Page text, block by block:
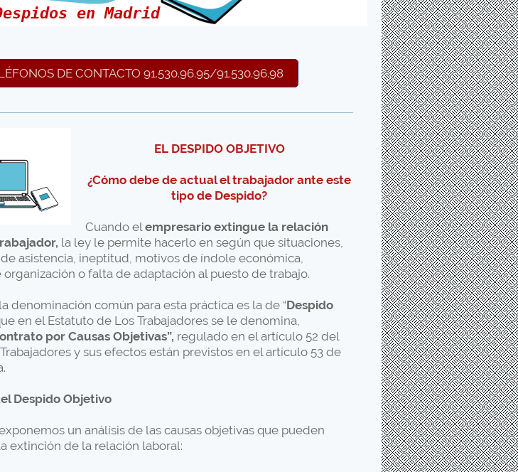
en Madrid
DE CONTACTO 91.530.96.95/91.530.96.98
EL DESPIDO OBJETIVO
¿Cómo debe de actual el trabajador ante este
tipo de Despido?
Cuando elempresario extingue la relación
la ley le permite hacerlo en según que situaciones,
asistencia, ineptitud, motivos de índole económica,
o falta de adaptación al puesto de trabajo.
denominación común para esta práctica es la de “Despido
en el Estatuto de Los Trabajadores se le denomina,
por Causas Objetivas”, regulado en el artículo 52 del
y sus efectos están previstos en el artículo 53 de
Despido Objetivo
un análisis de las causas objetivas que pueden
extinción de la relación laboral: